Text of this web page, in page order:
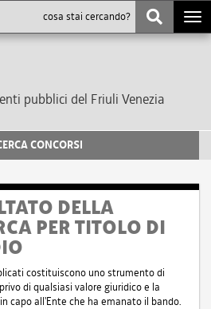
pubblici del Friuli Venezia
CONCORSI
DELLA
PER TITOLO DI
costituiscono uno strumento di
di qualsiasi valore giuridico e la
capo all'Ente che ha emanato il bando.